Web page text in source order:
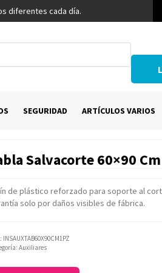
diferentes cada día.
SEGURIDAD ARTÍCULOS VARIOS
Salvacorte 60×90
de plástico reforzado para soporte al
solo por daños visibles de fábrica.
INSAUXTAB60X90CM1PZ
Auxiliares